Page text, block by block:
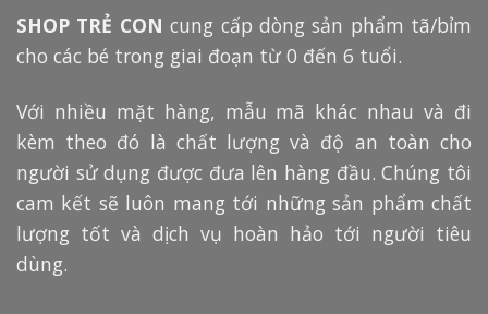
SHOP TRẺ CON cung cấp dòng sản phẩm tã/bỉm
cho các bé trong giai đoạn từ 0 đến 6 tuổi.
Với nhiều mặt hàng, mẫu mã khác nhau và đi
kèm theo đó là chất lượng và độ an toàn cho
người sử dụng được đưa lên hàng đầu. Chúng tôi
cam kết sẽ luôn mang tới những sản phẩm chất
lượng tốt và dịch vụ hoàn hảo tới người tiêu
dùng.